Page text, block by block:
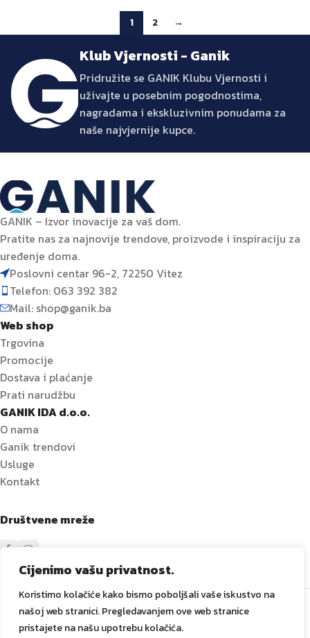
Cijenimo vašu privatnost.
Koristimo kolačiće kako bismo poboljšali vaše iskustvo na
našoj web stranici. Pregledavanjem ove web stranice
pristajete na našu upotrebu kolačića.
1 2 →
Klub Vjernosti - Ganik
Pridružite se GANIK Klubu Vjernosti i
uživajte u posebnim pogodnostima,
nagradama i ekskluzivnim ponudama za
naše najvjernije kupce.
GANIK – Izvor inovacije za vaš dom.
Pratite nas za najnovije trendove, proizvode i inspiraciju za
uređenje doma.
Poslovni centar 96-2, 72250 Vitez
Telefon: 063 392 382
Mail: shop@ganik.ba
Web shop
Trgovina
Promocije
Dostava i plaćanje
Prati narudžbu
GANIK IDA d.o.o.
O nama
Ganik trendovi
Usluge
Kontakt
Društvene mreže
Sve prava zadržanaGANIKIDA D.O.O. Vitez2024Izrada i
održavanje Tadex Media.